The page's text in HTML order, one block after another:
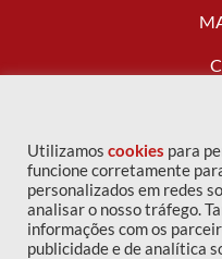
FALE
Utilizamos cookies para
funcione corretamente
personalizados em redes
analisar o nosso tráfego.
informações com os
publicidade e de analítica